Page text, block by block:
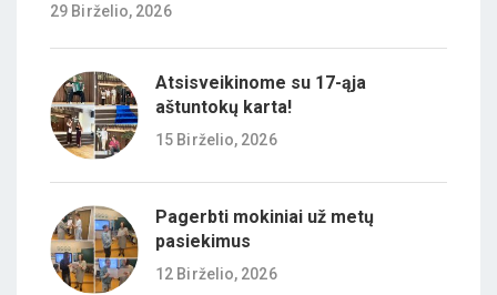
29 Birželio, 2026
Atsisveikinome su 17-ąja
aštuntokų karta!
15 Birželio, 2026
Pagerbti mokiniai už metų
pasiekimus
12 Birželio, 2026